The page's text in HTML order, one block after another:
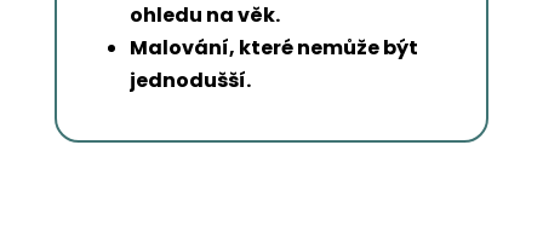
ohledu na věk.
Malování, které nemůže být
jednodušší.